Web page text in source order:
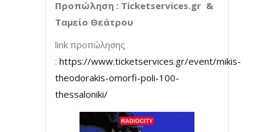
Προπώληση : Ticketservices.gr &
Ταμείο Θεάτρου
link προπώλησης
: https://www.ticketservices.gr/event/mikis-
theodorakis-omorfi-poli-100-
thessaloniki/